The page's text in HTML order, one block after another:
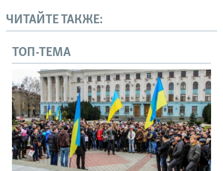
ЧИТАЙТЕ ТАКЖЕ:
ТОП-ТЕМА